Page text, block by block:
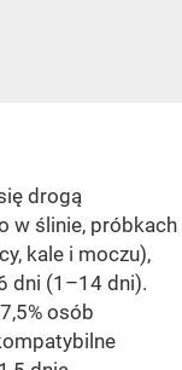
drogą
w ślinie, próbkach
kale i moczu),
dni (1–14 dni).
osób